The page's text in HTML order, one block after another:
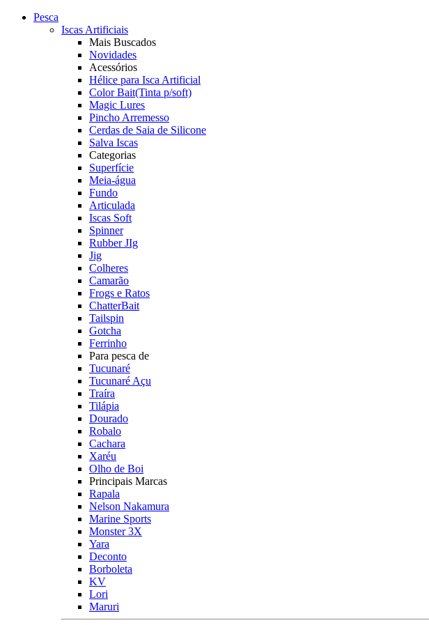
Pesca
Iscas Artificiais
Mais Buscados
Novidades
Acessórios
Hélice para Isca Artificial
Color Bait(Tinta p/soft)
Magic Lures
Pincho Arremesso
Cerdas de Saia de Silicone
Salva Iscas
Categorias
Superfície
Meia-água
Fundo
Articulada
Iscas Soft
Spinner
Rubber JIg
Jig
Colheres
Camarão
Frogs e Ratos
ChatterBait
Tailspin
Gotcha
Ferrinho
Para pesca de
Tucunaré
Tucunaré Açu
Traíra
Tilápia
Dourado
Robalo
Cachara
Xaréu
Olho de Boi
Principais Marcas
Rapala
Nelson Nakamura
Marine Sports
Monster 3X
Yara
Deconto
Borboleta
KV
Lori
Maruri